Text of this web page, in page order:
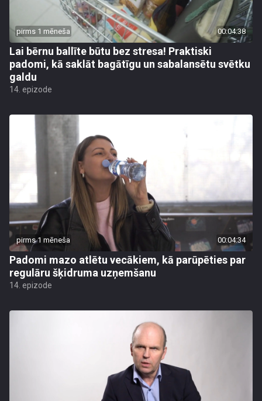
pirms 1 mēneša 00:04:38
Lai bērnu ballīte būtu bez stresa! Praktiski
padomi, kā saklāt bagātīgu un sabalansētu svētku
galdu
14. epizode
pirms 1 mēneša 00:04:34
Padomi mazo atlētu vecākiem, kā parūpēties par
regulāru šķidruma uzņemšanu
14. epizode